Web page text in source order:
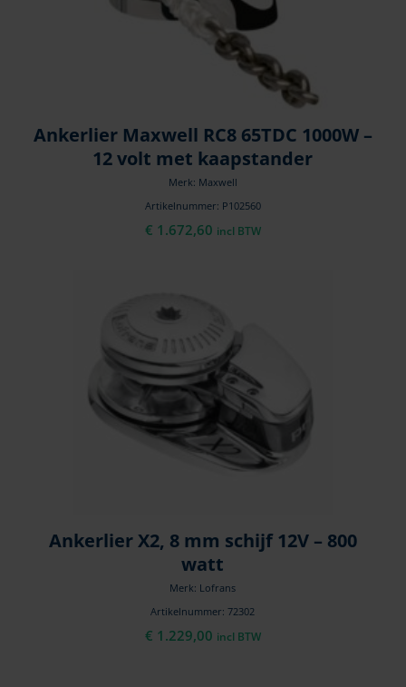
Ankerlier Maxwell RC8 65TDC 1000W –
12 volt met kaapstander
Merk: Maxwell
Artikelnummer: P102560
€ 1.672,60 incl BTW
Ankerlier X2, 8 mm schijf 12V – 800
watt
Merk: Lofrans
Artikelnummer: 72302
€ 1.229,00 incl BTW